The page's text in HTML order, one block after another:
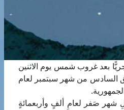
بعد غروب شمس يوم الاثنين
السادس من شهر سبتمبر لعام
شهر صَفر لعامِ ألفٍ وأربعمائةٍ